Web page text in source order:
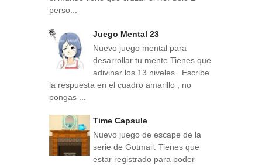
perso...
Juego Mental 23
Nuevo juego mental para
desarrollar tu mente Tienes que
adivinar los 13 niveles . Escribe
la respuesta en el cuadro amarillo , no
pongas ...
Time Capsule
Nuevo juego de escape de la
serie de Gotmail. Tienes que
estar registrado para poder